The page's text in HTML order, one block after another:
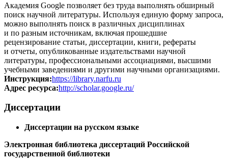
Академия Google позволяет без труда выполнять обширный
поиск научной литературы. Используя единую форму запроса,
можно выполнять поиск в различных дисциплинах
и по разным источникам, включая прошедшие
рецензирование статьи, диссертации, книги, рефераты
и отчеты, опубликованные издательствами научной
литературы, профессиональными ассоциациями, высшими
учебными заведениями и другими научными организациями.
Инструкция:https://library.narfu.ru
Адрес ресурса:http://scholar.google.ru/
Диссертации
Диссертации на русском языке
Электронная библиотека диссертаций Российской
государственной библиотеки